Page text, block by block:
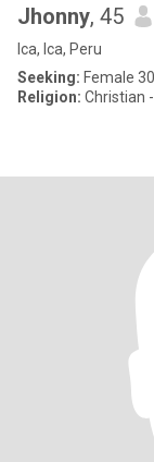
Jhonny, 45
Ica, Ica, Peru
Seeking: Female
Religion: Christian